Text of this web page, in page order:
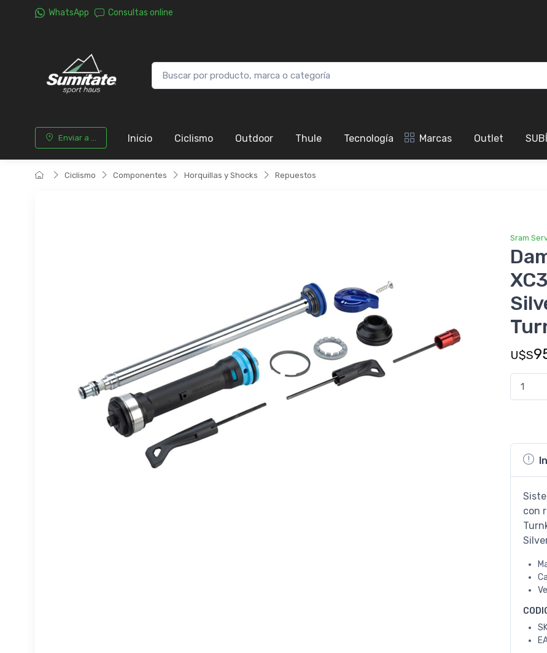
WhatsApp Consultas online
Enviar a ... Inicio Ciclismo Outdoor Thule Tecnología Marcas Outlet
Ciclismo Componentes Horquillas y Shocks Repuestos
Sram
U$S
con